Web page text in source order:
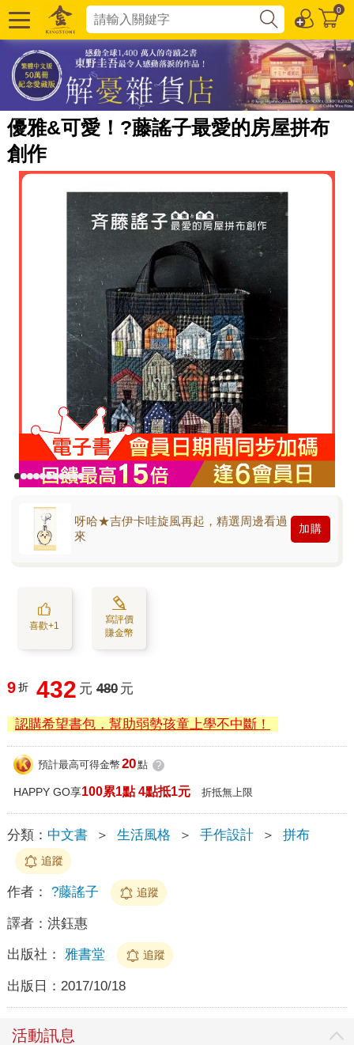
0
優雅&可愛！?藤謠子最愛的房屋拼布
創作
呀哈★吉伊卡哇旋風再起，精選周邊看過
來
加購
喜歡+1
寫評價
賺金幣
9 折 432 元 480 元
認購希望書包，幫助弱勢孩童上學不中斷！
預計最高可得金幣 20點 ?
HAPPY GO享100累1點 4點抵1元 折抵無上限
分類： 中文書 ＞ 生活風格 ＞ 手作設計 ＞ 拼布
追蹤
作者： ?藤謠子 追蹤
譯者： 洪鈺惠
出版社： 雅書堂 追蹤
出版日： 2017/10/18
活動訊息